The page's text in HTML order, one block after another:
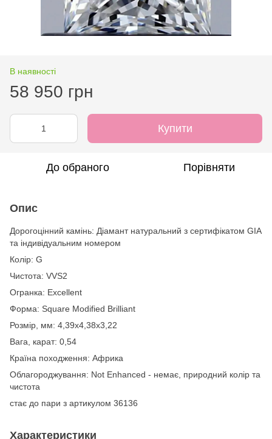
В наявності
58 950 грн
Купити
До обраного Порівняти
Опис
Дорогоцінний камінь: Діамант натуральний з сертифікатом GIA
та індивідуальним номером
Колір: G
Чистота: VVS2
Огранка: Excellent
Форма: Square Modified Brilliant
Розмір, мм: 4,39х4,38х3,22
Вага, карат: 0,54
Країна походження: Африка
Облагороджування: Not Enhanced - немає, природний колір та
чистота
стає до пари з артикулом 36136
Характеристики